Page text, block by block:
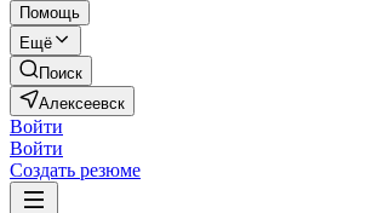
Помощь
Ещё
Поиск
Алексеевск
Войти
Войти
Создать резюме